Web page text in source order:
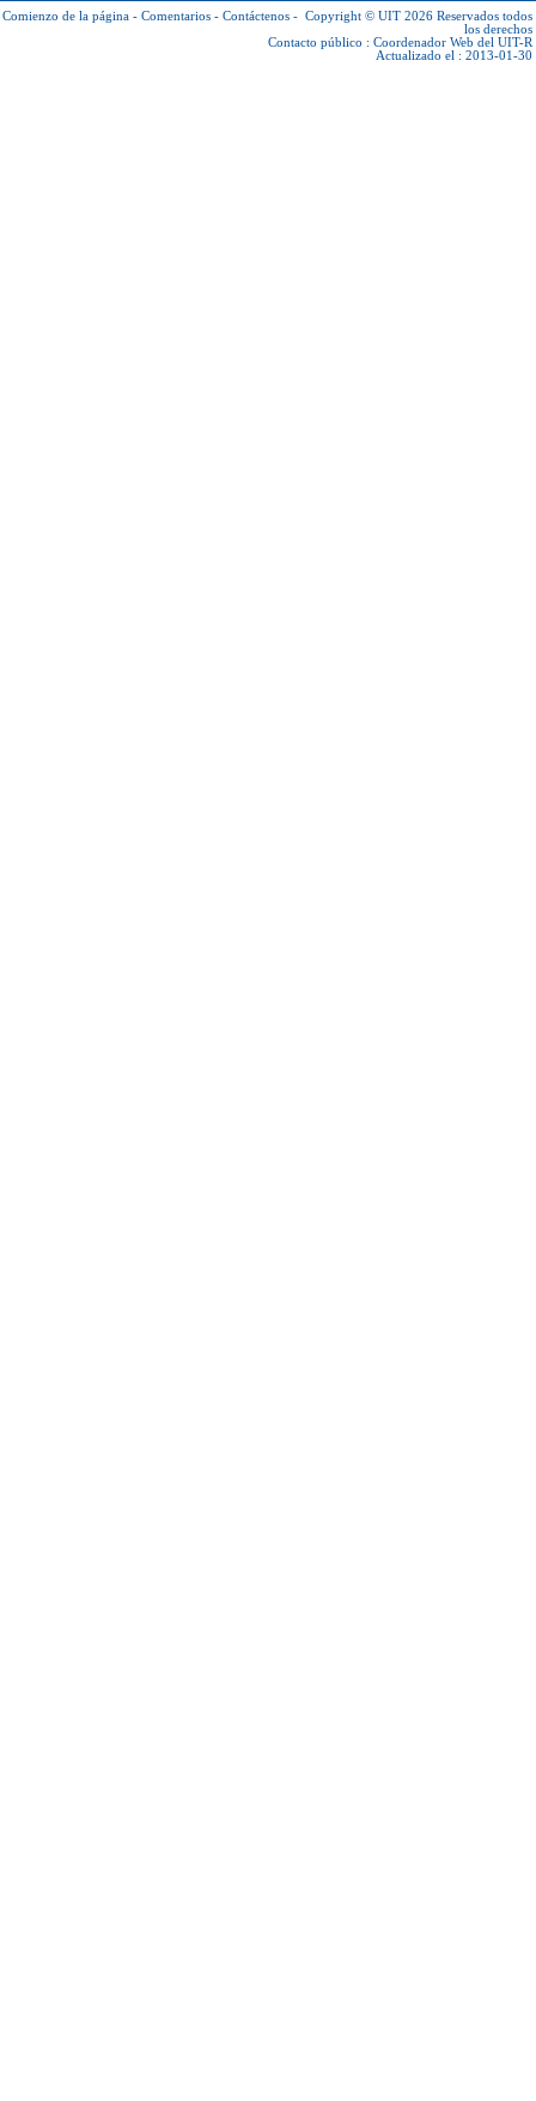
Comienzo de la página - Comentarios - Contáctenos - Copyright © UIT 2026 Reservados todos
los derechos
Contacto público : Coordenador Web del UIT-R
Actualizado el : 2013-01-30